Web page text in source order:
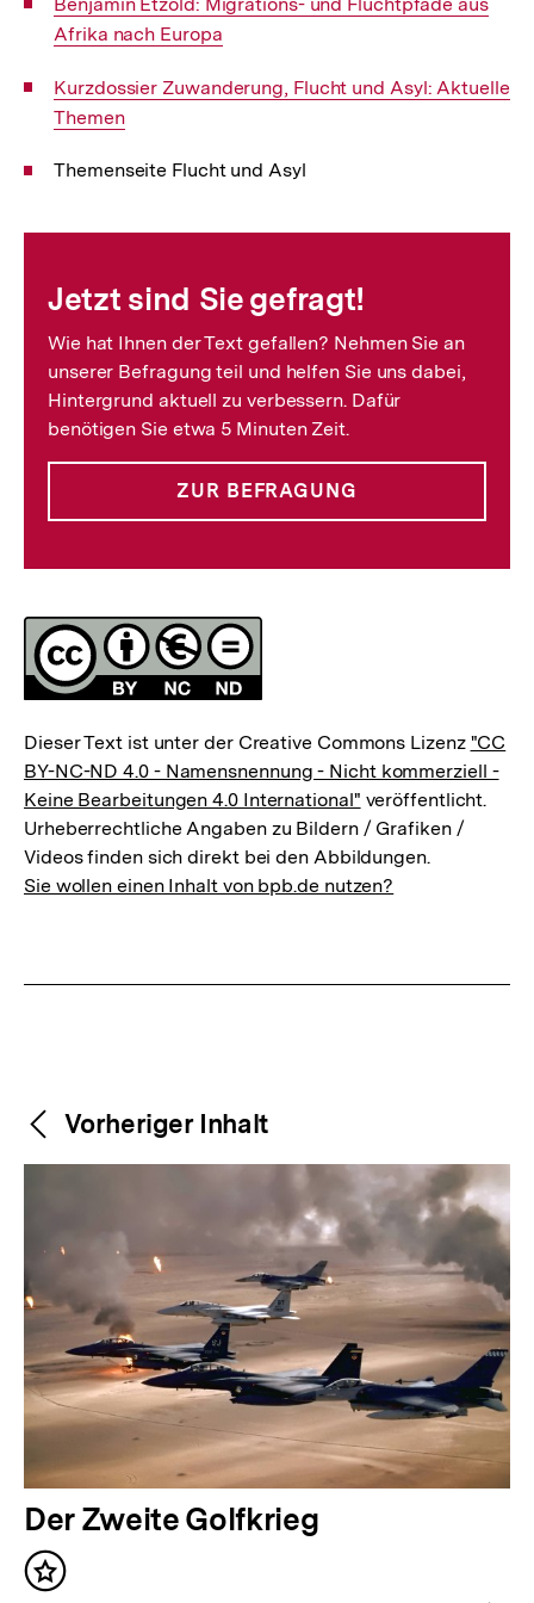
Link:
Afrika nach Europa
Interner
Link:
Kurzdossier Zuwanderung, Flucht und Asyl: Aktuelle
Themen
Themenseite Flucht und Asyl
Jetzt sind Sie gefragt!
Wie hat Ihnen der Text gefallen? Nehmen Sie an
unserer Befragung teil und helfen Sie uns dabei,
Hintergrund aktuell zu verbessern. Dafür
benötigen Sie etwa 5 Minuten Zeit.
ZUR BEFRAGUNG
Lizenz
Dieser Text ist unter der Creative Commons Lizenz "CC
BY-NC-ND 4.0 - Namensnennung - Nicht kommerziell -
Keine Bearbeitungen 4.0 International" veröffentlicht.
Urheberrechtliche Angaben zu Bildern / Grafiken /
Videos finden sich direkt bei den Abbildungen.
Sie wollen einen Inhalt von bpb.de nutzen?
Weitere
Inhalte
Content-
Navigation
Vorheriger Inhalt
V
o
r
Der Zweite Golfkrieg
Inhalt